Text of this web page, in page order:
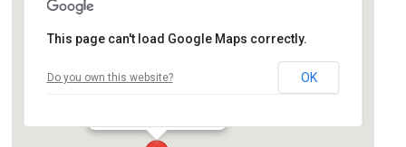
This page can't load Google Maps correctly.
Do you own this website? OK